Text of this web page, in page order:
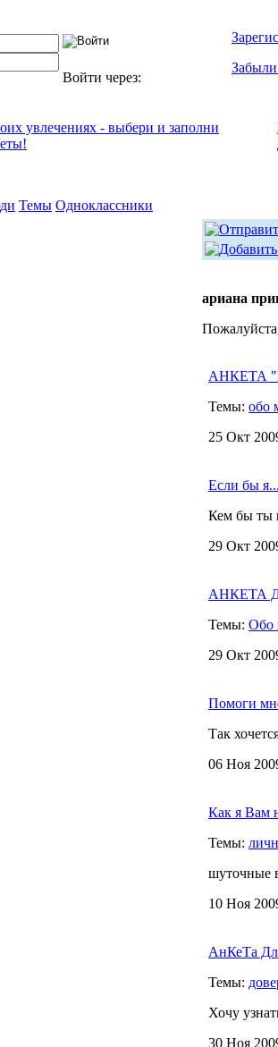
Войти через:
увлечениях - выбери и заполни
Темы Одноклассники
ариана
АНКЕТА
Темы: обо
25 Окт
Если бы
Кем бы ты
29 Окт
АНКЕТА
Темы: Обо
29 Окт
Помоги
Так
06 Ноя
Как я Вам
Темы:
шуточные
10 Ноя
АнКеТа
Темы:
Хочу
30 Ноя